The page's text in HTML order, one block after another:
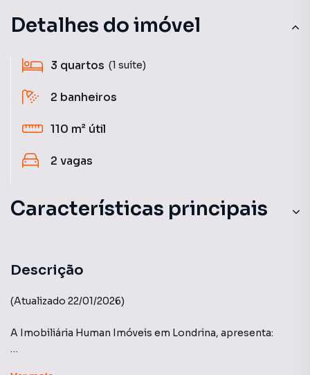
Detalhes do imóvel
3 quartos (1 suíte)
2 banheiros
110 m² útil
2 vagas
Características principais
Piscina Aquecida
Aquecimento a Gás
Aceita Pet
Descrição
(Atualizado 22/01/2026)
A Imobiliária Human Imóveis em Londrina, apresenta: